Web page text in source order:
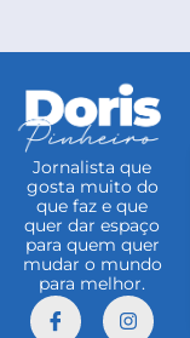
Jornalista que
gosta muito do
que faz e que
quer dar espaço
para quem quer
mudar o mundo
para melhor.